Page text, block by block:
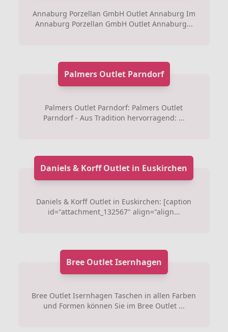
Annaburg Porzellan GmbH Outlet Annaburg Im
Annaburg Porzellan GmbH Outlet Annaburg...
Palmers Outlet Parndorf
Palmers Outlet Parndorf: Palmers Outlet
Parndorf - Aus Tradition hervorragend: ...
Daniels & Korff Outlet in Euskirchen
Daniels & Korff Outlet in Euskirchen: [caption
id="attachment_132567" align="align...
Bree Outlet Isernhagen
Bree Outlet Isernhagen Taschen in allen Farben
und Formen können Sie im Bree Outlet ...